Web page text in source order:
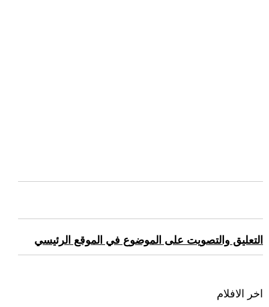
التعليق والتصويت على الموضوع في الموقع الرئيسي
اخر الافلام